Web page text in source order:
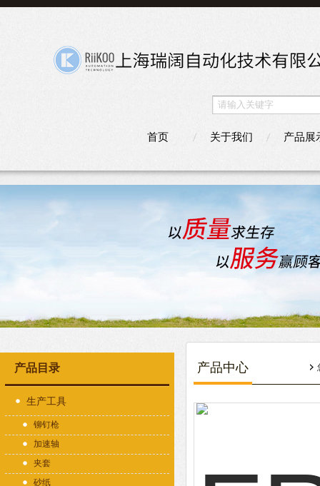
首页 关于我们 产品展
产品目录
生产工具
铆钉枪
加速轴
夹套
砂纸
产品中心